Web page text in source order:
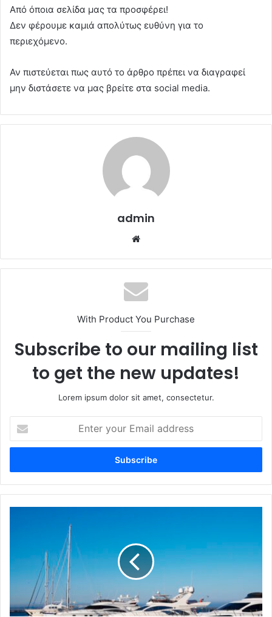
Από όποια σελίδα μας τα προσφέρει!
Δεν φέρουμε καμιά απολύτως ευθύνη για το
περιεχόμενο.
Αν πιστεύεται πως αυτό το άρθρο πρέπει να διαγραφεί
μην διστάσετε να μας βρείτε στα social media.
admin
With Product You Purchase
Subscribe to our mailing list
to get the new updates!
Lorem ipsum dolor sit amet, consectetur.
your
Email